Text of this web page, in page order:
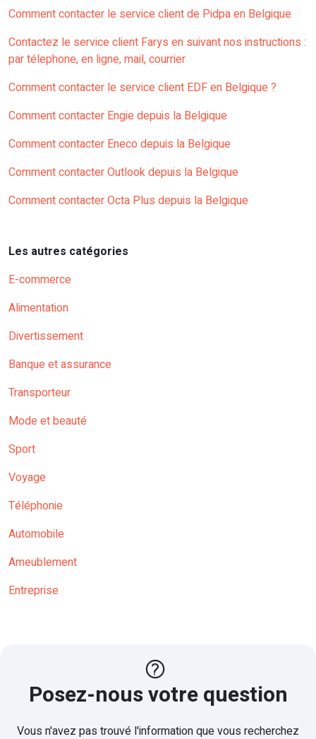
Comment contacter le service client de Pidpa en Belgique
Contactez le service client Farys en suivant nos instructions :
par télephone, en ligne, mail, courrier
Comment contacter le service client EDF en Belgique ?
Comment contacter Engie depuis la Belgique
Comment contacter Eneco depuis la Belgique
Comment contacter Outlook depuis la Belgique
Comment contacter Octa Plus depuis la Belgique
Les autres catégories
E-commerce
Alimentation
Divertissement
Banque et assurance
Transporteur
Mode et beauté
Sport
Voyage
Téléphonie
Automobile
Ameublement
Entreprise
Posez-nous votre question
Vous n'avez pas trouvé l'information que vous recherchez